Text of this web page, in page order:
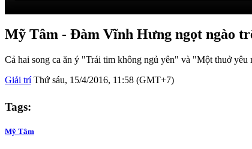
Mỹ Tâm - Đàm Vĩnh Hưng ngọt ngào
Cả hai song ca ăn ý "Trái tim không ngủ yên" và "Một thuở yêu
Giải trí Thứ sáu, 15/4/2016, 11:58 (GMT+7)
Tags:
Mỹ Tâm